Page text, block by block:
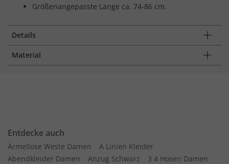
Größenangepasste Länge ca. 74-86 cm.
Details
Material
Entdecke auch
Ärmellose Weste Damen
A Linien Kleider
Abendkleider Damen
Anzug Schwarz
3 4 Hosen Damen